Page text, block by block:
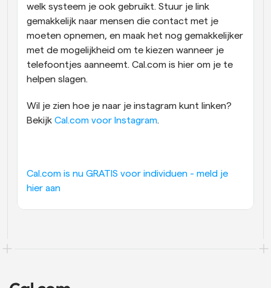
welk systeem je ook gebruikt. Stuur je link
gemakkelijk naar mensen die contact met je
moeten opnemen, en maak het nog gemakkelijker
met de mogelijkheid om te kiezen wanneer je
telefoontjes aanneemt. Cal.com is hier om je te
helpen slagen.
Wil je zien hoe je naar je instagram kunt linken?
Bekijk Cal.com voor Instagram.
Cal.com is nu GRATIS voor individuen - meld je
hier aan